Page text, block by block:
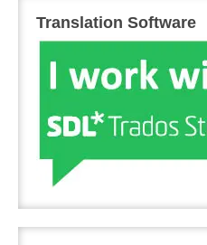
Translation Software